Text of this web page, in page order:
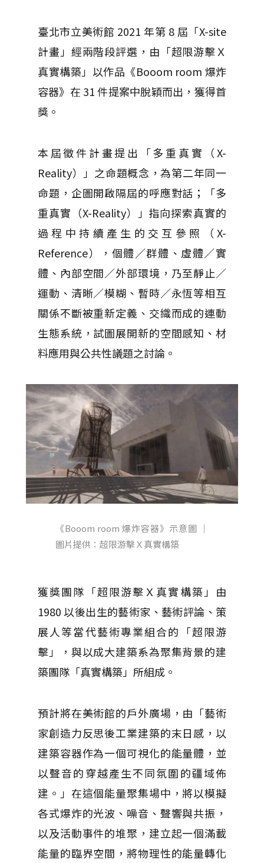
臺北市立美術館 2021 年第 8 屆「X-site
計畫」經兩階段評選，由「超限游擊Ｘ
真實構築」以作品《Booom room 爆炸
容器》在 31 件提案中脫穎而出，獲得首
獎。
本屆徵件計畫提出「多重真實（X-
Reality）」之命題概念，為第二年同一
命題，企圖開啟隔屆的呼應對話；「多
重真實（X-Reality）」指向探索真實的
過程中持續產生的交互參照（X-
Reference），個體／群體、虛體／實
體、內部空間／外部環境，乃至靜止／
運動、清晰／模糊、暫時／永恆等相互
關係不斷被重新定義、交織而成的連動
生態系統，試圖展開新的空間感知、材
料應用與公共性議題之討論。
《Booom room 爆炸容器》示意圖 ｜
圖片提供：超限游擊Ｘ真實構築
獲獎團隊「超限游擊Ｘ真實構築」由
1980 以後出生的藝術家、藝術評論、策
展人等當代藝術專業組合的「超限游
擊」，與以成大建築系為聚集背景的建
築團隊「真實構築」所組成。
預計將在美術館的戶外廣場，由「藝術
家創造力反思後工業建築的末日感，以
建築容器作為一個可視化的能量體，並
以聲音的穿越產生不同氛圍的疆域佈
建。」在這個能量聚集場中，將以模擬
各式爆炸的光波、噪音、聲響與共振，
以及活動事件的堆聚，建立起一個滿載
能量的臨界空間，將物理性的能量轉化